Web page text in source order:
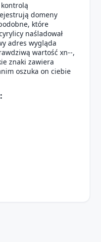
domeny
które
naśladował
adres wygląda
wartość xn--,
znaki zawiera
oszuka on ciebie